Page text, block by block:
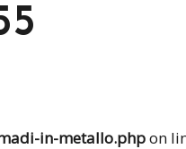
in-metallo.phpon